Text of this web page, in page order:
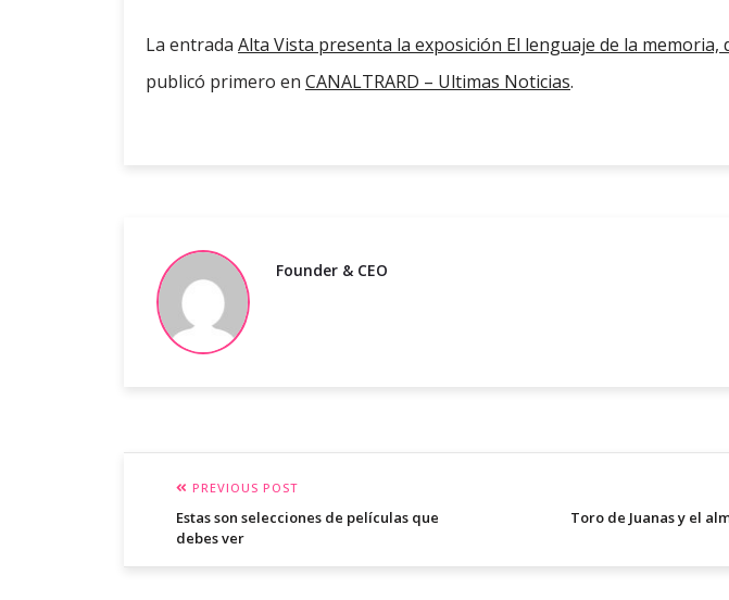
La entrada Alta Vista presenta la exposición El lenguaje de la memoria,
publicó primero en CANALTRARD – Ultimas Noticias.
Founder & CEO
PREVIOUS POST
Estas son selecciones de películas que
debes ver
Toro de Juanas y el